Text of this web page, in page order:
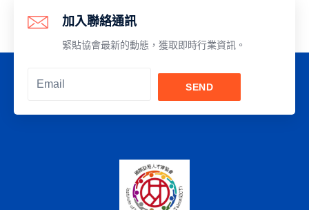
加入聯絡通訊
緊貼協會最新的動態，獲取即時行業資訊。
SEND